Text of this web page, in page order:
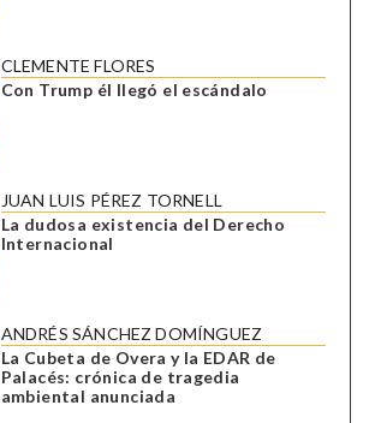
CLEMENTE FLORES
Con Trump él llegó el escándalo
JUAN LUIS PÉREZ TORNELL
La dudosa existencia del Derecho
Internacional
ANDRÉS SÁNCHEZ DOMÍNGUEZ
La Cubeta de Overa y la EDAR de
Palacés: crónica de tragedia
ambiental anunciada